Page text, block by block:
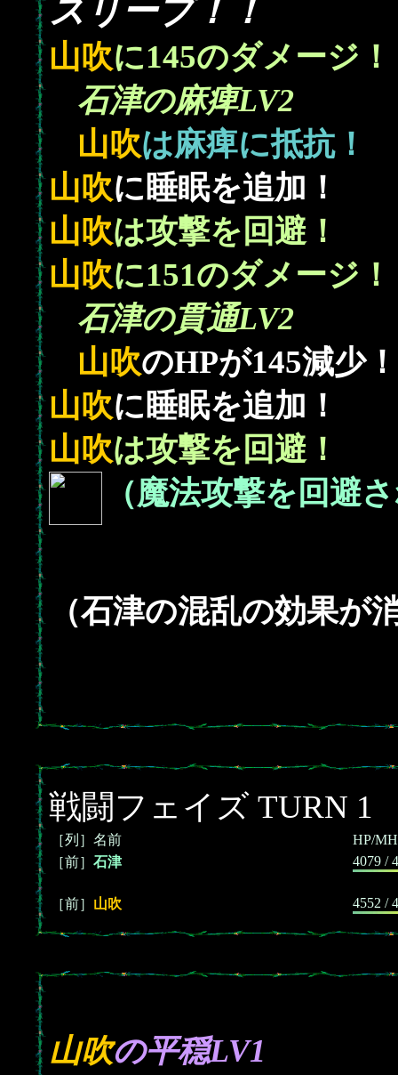
スリープ！！
山吹に145のダメージ！
石津の麻痺LV2
山吹は麻痺に抵抗！
山吹に睡眠を追加！
山吹は攻撃を回避！
山吹に151のダメージ！
石津の貫通LV2
山吹のHPが145減少！
山吹に睡眠を追加！
山吹は攻撃を回避！
（魔法攻撃を回避
（石津の混乱の効果が
戦闘フェイズ TURN 1
［列］名前
HP/
［前］ 石津 4079 /
［前］ 山吹 4552 /
山吹の平穏LV1